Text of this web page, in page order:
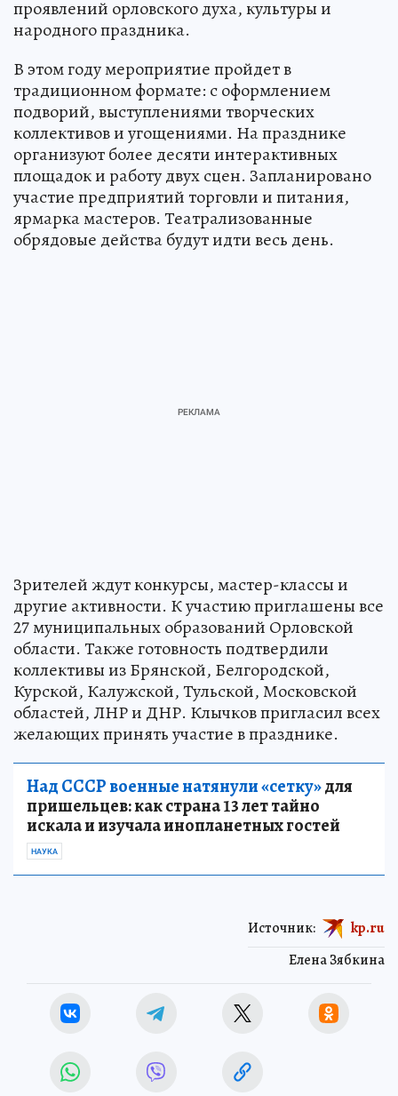
проявлений орловского духа, культуры и
народного праздника.
В этом году мероприятие пройдет в
традиционном формате: с оформлением
подворий, выступлениями творческих
коллективов и угощениями. На празднике
организуют более десяти интерактивных
площадок и работу двух сцен. Запланировано
участие предприятий торговли и питания,
ярмарка мастеров. Театрализованные
обрядовые действа будут идти весь день.
Зрителей ждут конкурсы, мастер-классы и
другие активности. К участию приглашены все
27 муниципальных образований Орловской
области. Также готовность подтвердили
коллективы из Брянской, Белгородской,
Курской, Калужской, Тульской, Московской
областей, ЛНР и ДНР. Клычков пригласил всех
желающих принять участие в празднике.
Над СССР военные натянули «сетку»для
пришельцев: как страна 13 лет тайно
искала и изучала инопланетных гостей
НАУКА
Елена Зябкина
Источник: kp.ru